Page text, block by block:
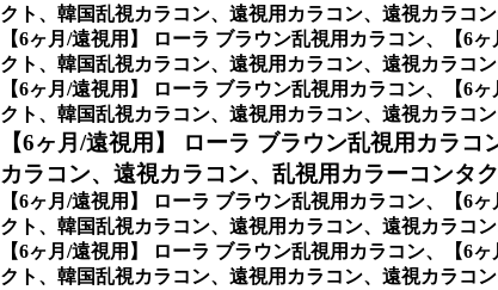
クト、韓国乱視カラコン、遠視用カラコン、遠視カラコ
【6ヶ月/遠視用】 ローラ ブラウン乱視用カラコン、
【6
クト、韓国乱視カラコン、遠視用カラコン、遠視カラコ
【6ヶ月/遠視用】 ローラ ブラウン乱視用カラコン、
【6
クト、韓国乱視カラコン、遠視用カラコン、遠視カラコ
【6ヶ月/遠視用】 ローラ ブラウン乱視用カラコ
カラコン、遠視カラコン、乱視用カラーコンタ
【6ヶ月/遠視用】 ローラ ブラウン乱視用カラコン、
【6
クト、韓国乱視カラコン、遠視用カラコン、遠視カラコ
【6ヶ月/遠視用】 ローラ ブラウン乱視用カラコン、
【6
クト、韓国乱視カラコン、遠視用カラコン、遠視カラコ